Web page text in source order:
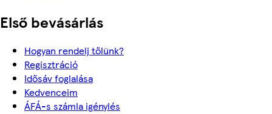
Első bevásárlás
Hogyan rendelj tőlünk?
Regisztráció
Idősáv foglalása
Kedvenceim
ÁFÁ-s számla igénylés